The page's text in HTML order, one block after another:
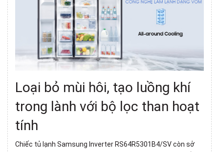
Loại bỏ mùi hôi, tạo luồng khí
trong lành với bộ lọc than hoạt
tính
Chiếc tủ lạnh Samsung Inverter RS64R5301B4/SV còn sở